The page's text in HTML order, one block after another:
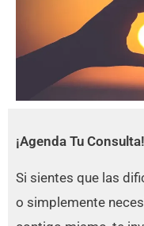
¡Agenda Tu Consulta!
Si sientes que las
o simplemente